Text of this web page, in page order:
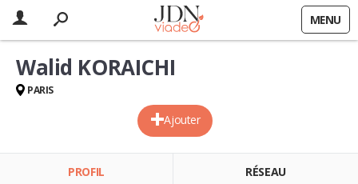
MENU
Ajouter
Walid KORAICHI
PARIS
PROFIL RÉSEAU